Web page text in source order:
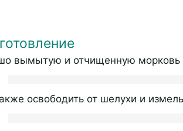
вымытую и отчищенную морковь
освободить от шелухи и